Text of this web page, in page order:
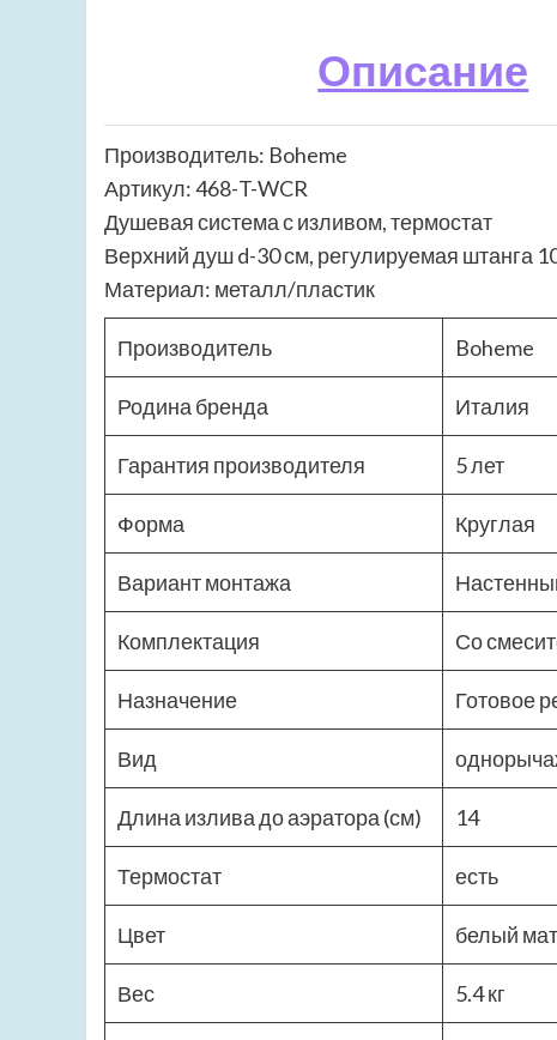
Описание
Производитель: Boheme
Артикул: 468-T-WCR
Душевая система с изливом, термостат
Верхний душ d-30 см, регулируемая штанга
Материал: металл/пластик
Производитель Boheme
Родина бренда Италия
Гарантия производителя 5 лет
Форма Круглая
Вариант монтажа
Комплектация Со
Назначение Готовое
Вид
Длина излива до аэратора (см) 14
Термостат есть
Цвет белый
Вес 5.4 кг